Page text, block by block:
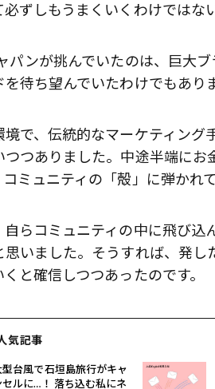
ずしもうまくいくわけではな
パンが挑んでいたのは、巨大
を待ち望んでいたわけでもあり
境で、伝統的なマーケティン
つつありました。中途半端に
ミュニティの「殻」に弾かれ
自らコミュニティの中に飛び
思いました。そうすれば、発
と確信しつつあったのです。
気記事
型台風で石垣島旅行がキャ
セルに…！ 落ち込む私にネ